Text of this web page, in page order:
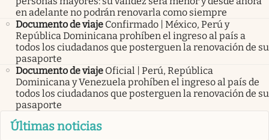
en adelante no podrán renovarla como siempre
Documento de viaje Confirmado | México, Perú y
República Dominicana prohíben el ingreso al país a
todos los ciudadanos que posterguen la renovación de su
pasaporte
Documento de viaje Oficial | Perú, República
Dominicana y Venezuela prohíben el ingreso al país de
todos los ciudadanos que posterguen la renovación de su
pasaporte
Últimas noticias